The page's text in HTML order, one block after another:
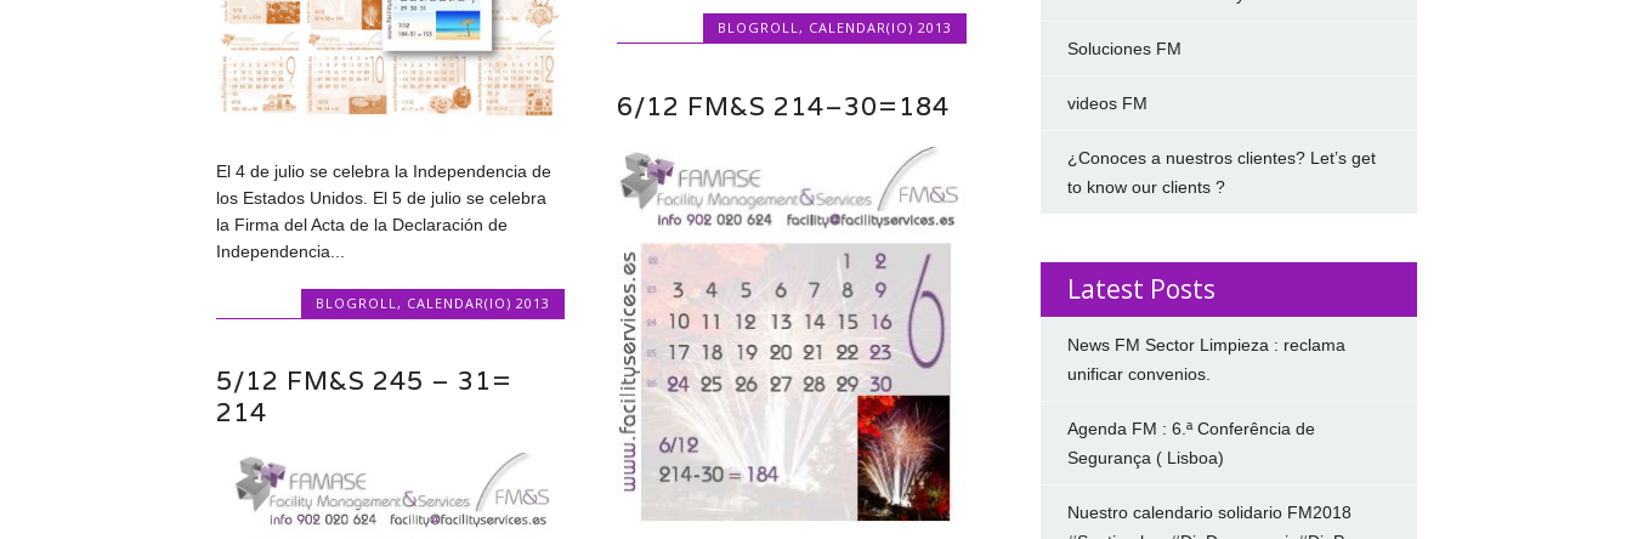
BLOGROLL, CALENDAR(IO) 2013
El 4 de julio se celebra la Independencia de
los Estados Unidos. El 5 de julio se celebra
la Firma del Acta de la Declaración de
Independencia...
BLOGROLL , CALENDAR(IO) 2013
6/12 FM&S 214–30=184
5/12 FM&S 245 – 31=
214
Soluciones FM
videos FM
¿Conoces a nuestros clientes? Let’s get
to know our clients ?
Latest Posts
News FM Sector Limpieza : reclama
unificar convenios.
Agenda FM : 6.ª Conferência de
Segurança ( Lisboa)
Nuestro calendario solidario FM2018